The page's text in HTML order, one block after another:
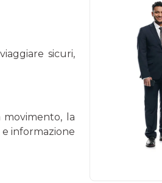
sicuri,
la
informazione